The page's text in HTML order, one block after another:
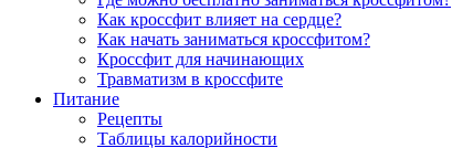
Как кроссфит влияет на сердце?
Как начать заниматься кроссфитом?
Кроссфит для начинающих
Травматизм в кроссфите
Питание
Рецепты
Таблицы калорийности